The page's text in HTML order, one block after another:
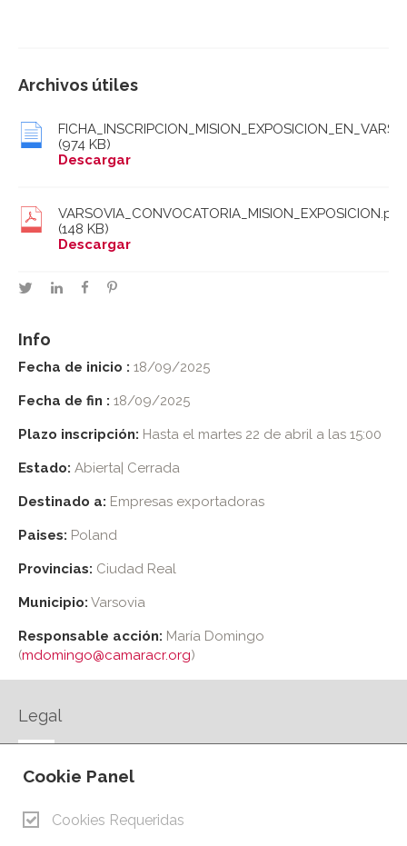
Archivos útiles
(974 KB)
Descargar
VARSOVIA_CONVOCATORIA_MISION_EXPOSICION.pdf
(148 KB)
Descargar
twitterlinkedinfacebookpinterest
Info
Fecha de inicio : 18/09/2025
Fecha de fin : 18/09/2025
Plazo inscripción: Hasta el martes 22 de abril a las 15:00
Estado: Abierta| Cerrada
Destinado a: Empresas exportadoras
Paises: Poland
Provincias: Ciudad Real
Municipio: Varsovia
Responsable acción: María Domingo
(mdomingo@camaracr.org)
Legal
AVISO LEGAL
CONTACTO
Cookie Panel
Cookies Requeridas